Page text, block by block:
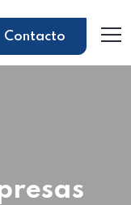
Contacto